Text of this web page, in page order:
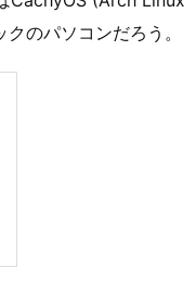
のパソコンだろう。